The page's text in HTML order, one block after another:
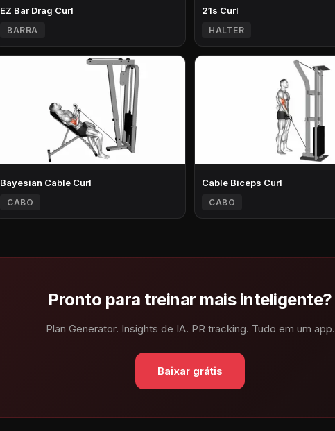
EZ Bar Drag Curl
BARRA
21s Curl
HALTER
Bayesian Cable Curl
CABO
Cable Biceps Curl
CABO
Pronto para treinar mais inteligente?
Plan Generator. Insights de IA. PR tracking. Tudo em um app.
Baixar grátis